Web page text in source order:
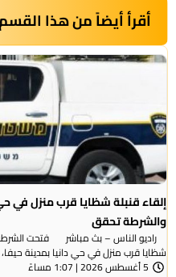
أقرأ أيضاً من هذا القسم
إلقاء قنبلة شظايا قرب منزل في حي
والشرطة تحقق
راديو الناس – بث مباشر فتحت الشرطة
شظايا قرب منزل في حي دانيا بمدينة حيفا، ...
5 أغسطس 2026 | 1:07 مساءً